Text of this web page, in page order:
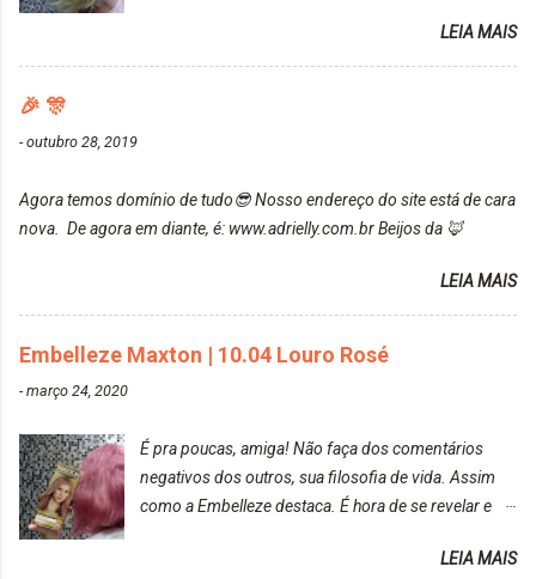
ressaltar que meu cabelo estava platinado. O tom
ficou um rosa antigo, cobriu muito bem e não
de inúmeras lavagens, meu cabelo teve um bom
desbotamento da cor, ele ficou um rosa bem suave,
DekapColor. Adorei o resultado da limpeza. Ficou
DekapColor "Minha mãe é lindaaaaa" Para quem
não conhece, o DekapColor é um p...
LEIA MAIS
🎉 🎊
-outubro 28, 2019
Agora temos domínio de tudo😎 Nosso endereço do site está de cara
nova. De agora em diante, é: www.adrielly.com.br Beijos da 🦊
LEIA MAIS
Embelleze Maxton | 10.04 Louro Rosé
-março 24, 2020
É pra poucas, amiga! Não faça dos comentários
negativos dos outros, sua filosofia de vida. Assim
como a Embelleze destaca. É hora de se revelar e
vip Maxton liberdade para ser mais você Loiro Rosé
LEIA MAIS